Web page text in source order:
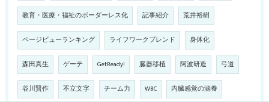
教育・医療・福祉のボーダーレス化 記事紹介 荒井裕樹
ページビューランキング ライフワークブレンド 身体化
森田真生 ゲーテ GetReady! 臓器移植 阿波研造 弓道
谷川賢作 不立文字 チーム力 WBC 内臓感覚の涵養